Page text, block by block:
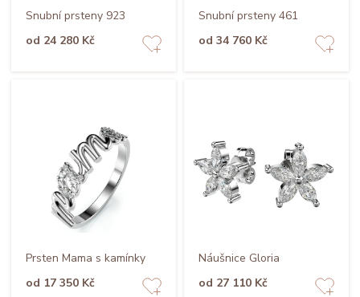
Snubní prsteny 923
od 24 280 Kč
Snubní prsteny 461
od 34 760 Kč
Prsten Mama s kamínky
od 17 350 Kč
Náušnice Gloria
od 27 110 Kč